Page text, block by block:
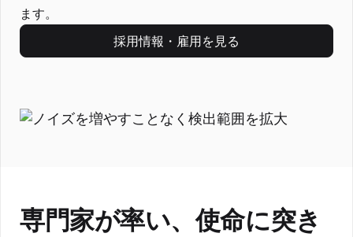
ます。
採用情報・雇用を見る
専門家が率い、使命に突き